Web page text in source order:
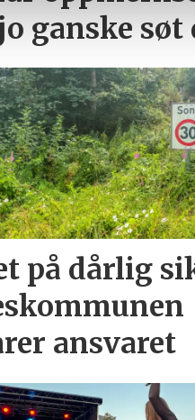
ganske søt
på dårlig
ansvaret